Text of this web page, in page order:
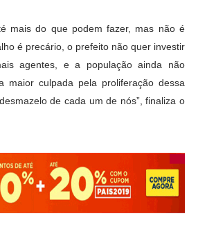
mais do que podem fazer, mas não é
é precário, o prefeito não quer investir
agentes, e a população ainda não
maior culpada pela proliferação dessa
de cada um de nós”, finaliza o